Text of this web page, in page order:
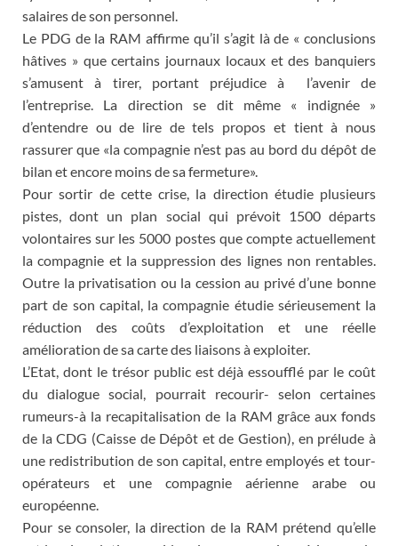
salaires de son personnel.
Le PDG de la RAM affirme qu’il s’agit là de « conclusions
hâtives » que certains journaux locaux et des banquiers
s’amusent à tirer, portant préjudice à l’avenir de
l’entreprise. La direction se dit même « indignée »
d’entendre ou de lire de tels propos et tient à nous
rassurer que «la compagnie n’est pas au bord du dépôt de
bilan et encore moins de sa fermeture».
Pour sortir de cette crise, la direction étudie plusieurs
pistes, dont un plan social qui prévoit 1500 départs
volontaires sur les 5000 postes que compte actuellement
la compagnie et la suppression des lignes non rentables.
Outre la privatisation ou la cession au privé d’une bonne
part de son capital, la compagnie étudie sérieusement la
réduction des coûts d’exploitation et une réelle
amélioration de sa carte des liaisons à exploiter.
L’Etat, dont le trésor public est déjà essoufflé par le coût
du dialogue social, pourrait recourir- selon certaines
rumeurs-à la recapitalisation de la RAM grâce aux fonds
de la CDG (Caisse de Dépôt et de Gestion), en prélude à
une redistribution de son capital, entre employés et tour-
opérateurs et une compagnie aérienne arabe ou
européenne.
Pour se consoler, la direction de la RAM prétend qu’elle